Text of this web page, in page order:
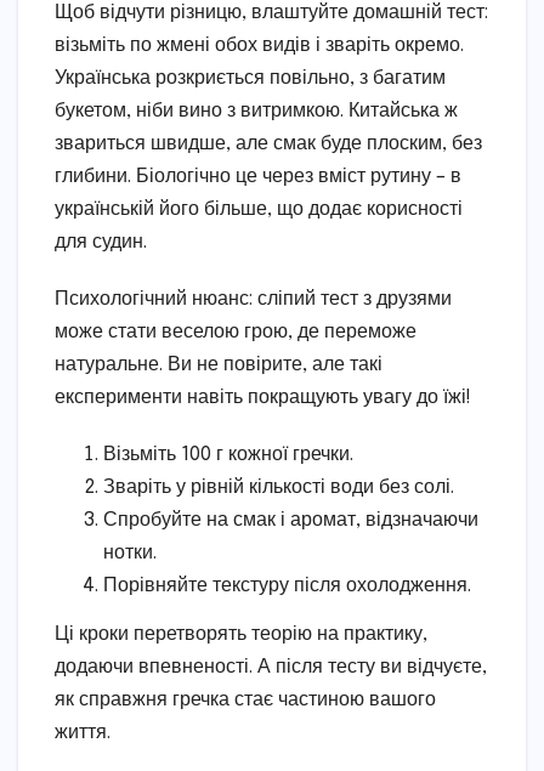
Щоб відчути різницю, влаштуйте домашній тест:
візьміть по жмені обох видів і зваріть окремо.
Українська розкриється повільно, з багатим
букетом, ніби вино з витримкою. Китайська ж
звариться швидше, але смак буде плоским, без
глибини. Біологічно це через вміст рутину – в
українській його більше, що додає корисності
для судин.
Психологічний нюанс: сліпий тест з друзями
може стати веселою грою, де переможе
натуральне. Ви не повірите, але такі
експерименти навіть покращують увагу до їжі!
Візьміть 100 г кожної гречки.
Зваріть у рівній кількості води без солі.
Спробуйте на смак і аромат, відзначаючи
нотки.
Порівняйте текстуру після охолодження.
Ці кроки перетворять теорію на практику,
додаючи впевненості. А після тесту ви відчуєте,
як справжня гречка стає частиною вашого
життя.